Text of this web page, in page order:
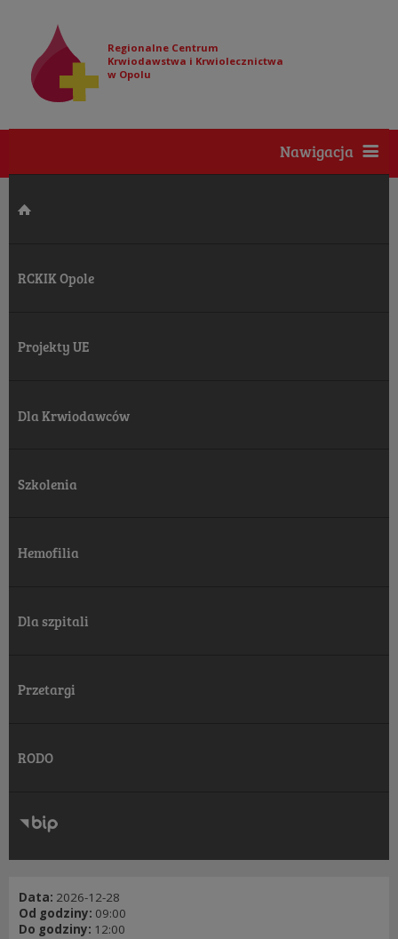
Regionalne Centrum
Krwiodawstwa i Krwiolecznictwa
w Opolu
Nawigacja
RCKIK Opole
Projekty UE
Dla Krwiodawców
Szkolenia
Hemofilia
Dla szpitali
Przetargi
RODO
RODO
Klauzule informacyjne
Data: 2026-12-28
Od godziny: 09:00
Do godziny: 12:00